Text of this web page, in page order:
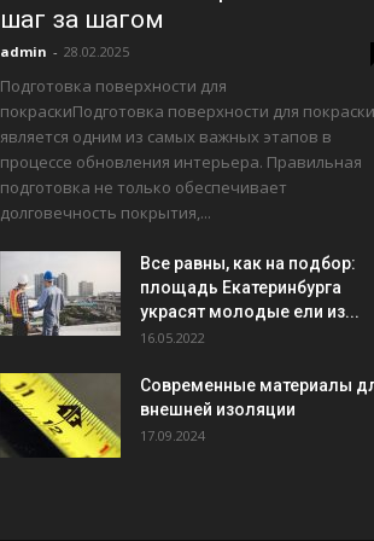
шаг за шагом
admin - 28.02.2025
Подготовка поверхности для
покраскиПодготовка поверхности для покраски
является одним из самых важных этапов в
процессе обновления интерьера. Правильная
подготовка не только обеспечивает
долговечность покрытия,...
Все равны, как на подбор:
площадь Екатеринбурга
украсят молодые ели из...
16.05.2022
Современные материалы
внешней изоляции
17.09.2024